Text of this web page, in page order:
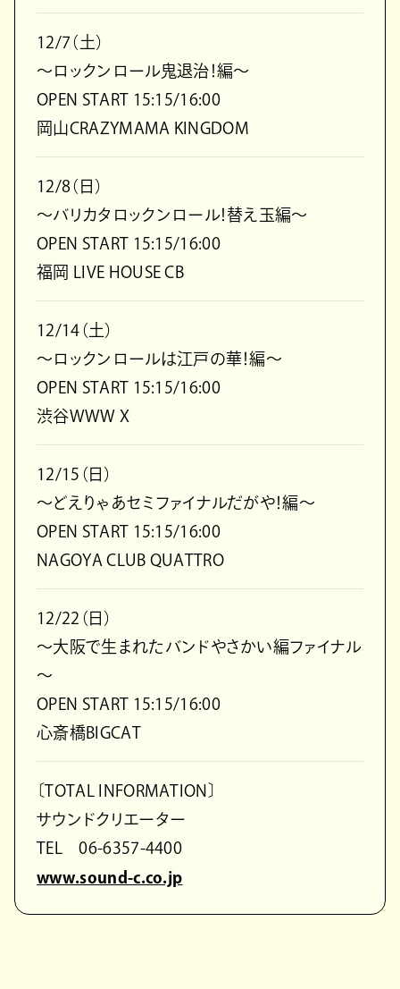
12/7（土）
～ロックンロール鬼退治！編～
OPEN START 15:15/16:00
岡山CRAZYMAMA KINGDOM
12/8（日）
～バリカタロックンロール！替え玉編～
OPEN START 15:15/16:00
福岡 LIVE HOUSE CB
12/14（土）
～ロックンロールは江戸の華！編～
OPEN START 15:15/16:00
渋谷WWW X
12/15（日）
～どえりゃあセミファイナルだがや！編～
OPEN START 15:15/16:00
NAGOYA CLUB QUATTRO
12/22（日）
～大阪で生まれたバンドやさかい編ファイナル
～
OPEN START 15:15/16:00
心斎橋BIGCAT
〔TOTAL INFORMATION〕
サウンドクリエーター
TEL 06-6357-4400
www.sound-c.co.jp